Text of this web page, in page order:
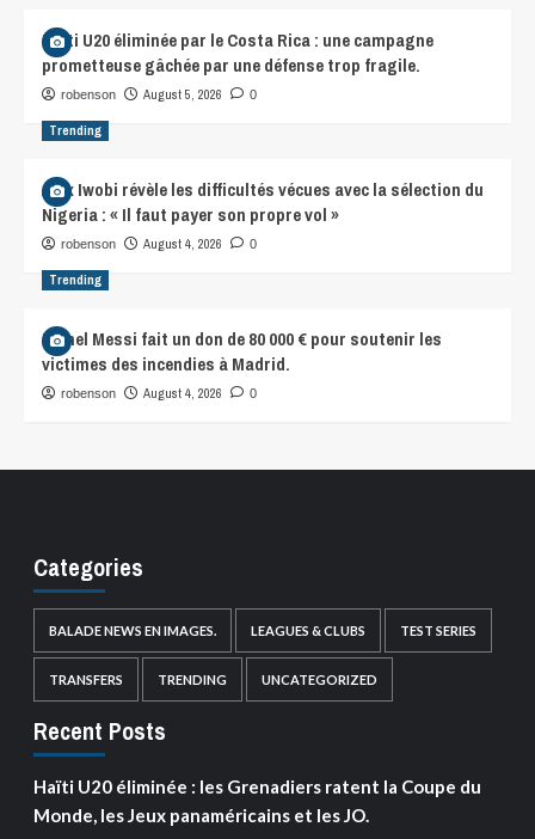
Haïti U20 éliminée par le Costa Rica : une campagne
prometteuse gâchée par une défense trop fragile.
robenson August 5, 2026 0
Trending
Alex Iwobi révèle les difficultés vécues avec la sélection du
Nigeria : « Il faut payer son propre vol »
robenson August 4, 2026 0
Trending
Lionel Messi fait un don de 80 000 € pour soutenir les
victimes des incendies à Madrid.
robenson August 4, 2026 0
Categories
BALADE NEWS EN IMAGES. LEAGUES & CLUBS TEST SERIES
TRANSFERS TRENDING UNCATEGORIZED
Recent Posts
Haïti U20 éliminée : les Grenadiers ratent la Coupe du
Monde, les Jeux panaméricains et les JO.